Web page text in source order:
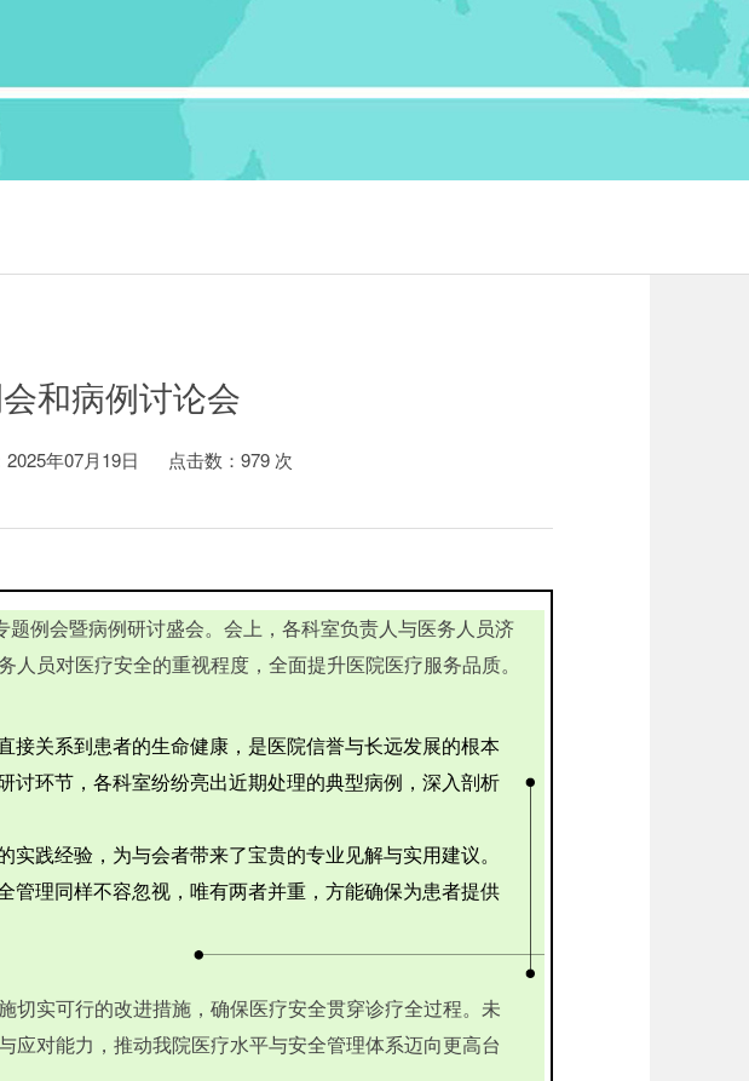
和病例讨论会
年07月19日 点击数： 979 次
例会暨病例研讨盛会。会上，各科室负责人与医务人员济
员对医疗安全的重视程度，全面提升医院医疗服务品质。
关系到患者的生命健康，是医院信誉与长远发展的根本
环节，各科室纷纷亮出近期处理的典型病例，深入剖析
践经验，为与会者带来了宝贵的专业见解与实用建议。
理同样不容忽视，唯有两者并重，方能确保为患者提供
实可行的改进措施，确保医疗安全贯穿诊疗全过程。未
对能力，推动我院医疗水平与安全管理体系迈向更高台